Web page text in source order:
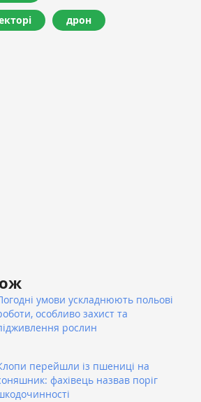
дрон
умови ускладнюють польові
особливо захист та
рослин
перейшли із пшениці на
фахівець назвав поріг